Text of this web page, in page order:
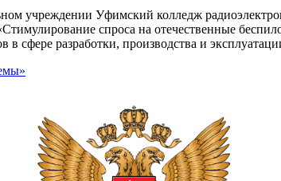
учреждении Уфимский колледж
спроса на отечественные
в сфере разработки, производства и